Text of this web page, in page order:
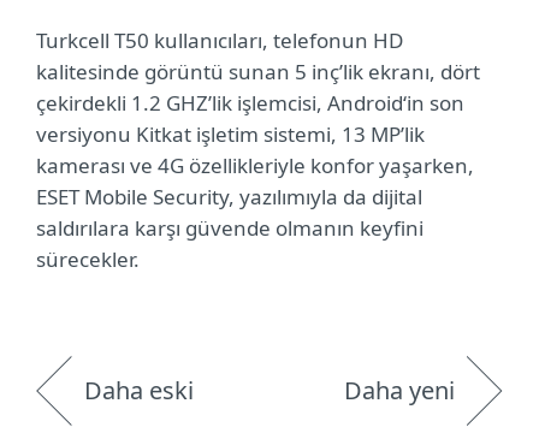
Turkcell T50 kullanıcıları, telefonun HD
kalitesinde görüntü sunan 5 inç’lik ekranı, dört
çekirdekli 1.2 GHZ’lik işlemcisi, Android‘in son
versiyonu Kitkat işletim sistemi, 13 MP’lik
kamerası ve 4G özellikleriyle konfor yaşarken,
ESET Mobile Security, yazılımıyla da dijital
saldırılara karşı güvende olmanın keyfini
sürecekler.
Daha eski Daha yeni